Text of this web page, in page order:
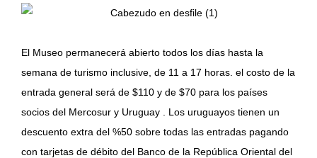
El Museo permanecerá abierto todos los días hasta la
semana de turismo inclusive, de 11 a 17 horas. el costo de la
entrada general será de $110 y de $70 para los países
socios del Mercosur y Uruguay . Los uruguayos tienen un
descuento extra del %50 sobre todas las entradas pagando
con tarjetas de débito del Banco de la República Oriental del